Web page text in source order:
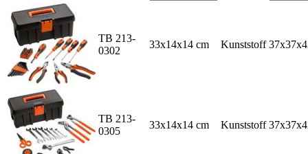
TB 213-
0302
33x14x14 cm Kunststoff
TB 213-
0305
33x14x14 cm Kunststoff